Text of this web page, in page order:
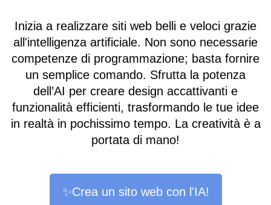
Inizia a realizzare siti web belli e veloci grazie
all'intelligenza artificiale. Non sono necessarie
competenze di programmazione; basta fornire
un semplice comando. Sfrutta la potenza
dell’AI per creare design accattivanti e
funzionalità efficienti, trasformando le tue idee
in realtà in pochissimo tempo. La creatività è a
portata di mano!
✨Crea un sito web con l'IA!